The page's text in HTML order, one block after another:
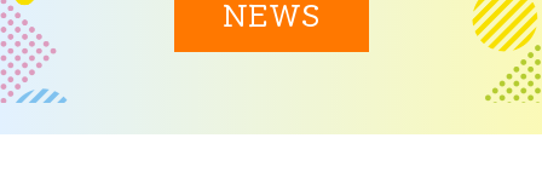
g
a
t
o
n
会社案内
NEWS